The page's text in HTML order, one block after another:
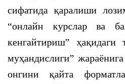
сифатида қаралиши
“онлайн курслар ва
кенгайтириш” ҳақидаги
муҳандислиги”
онгини қайта